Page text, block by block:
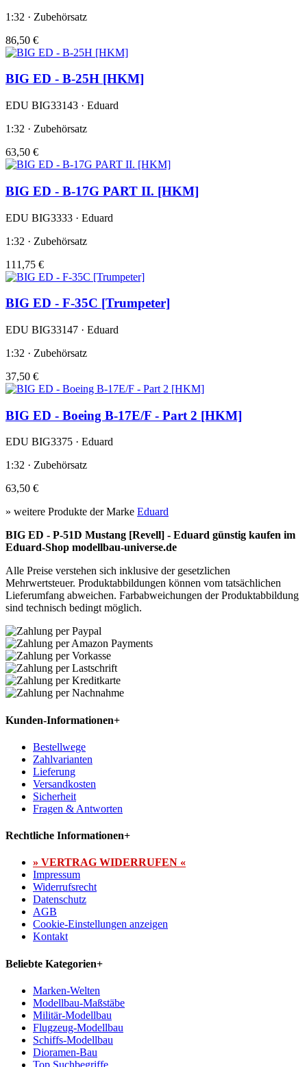
1:32 · Zubehörsatz
86,50 €
BIG ED - B-25H [HKM]
EDU BIG33143 · Eduard
1:32 · Zubehörsatz
63,50 €
BIG ED - B-17G PART II. [HKM]
EDU BIG3333 · Eduard
1:32 · Zubehörsatz
111,75 €
BIG ED - F-35C [Trumpeter]
EDU BIG33147 · Eduard
1:32 · Zubehörsatz
37,50 €
BIG ED - Boeing B-17E/F - Part 2 [HKM]
EDU BIG3375 · Eduard
1:32 · Zubehörsatz
63,50 €
» weitere Produkte der Marke Eduard
BIG ED - P-51D Mustang [Revell] - Eduard günstig kaufen im
Eduard-Shop modellbau-universe.de
Alle Preise verstehen sich inklusive der gesetzlichen
Mehrwertsteuer. Produktabbildungen können vom tatsächlichen
Lieferumfang abweichen. Farbabweichungen der Produktabbildung
sind technisch bedingt möglich.
Kunden-Informationen+
Bestellwege
Zahlvarianten
Lieferung
Versandkosten
Sicherheit
Fragen & Antworten
Rechtliche Informationen+
» VERTRAG WIDERRUFEN «
Impressum
Widerrufsrecht
Datenschutz
AGB
Cookie-Einstellungen anzeigen
Kontakt
Beliebte Kategorien+
Marken-Welten
Modellbau-Maßstäbe
Militär-Modellbau
Flugzeug-Modellbau
Schiffs-Modellbau
Dioramen-Bau
Top Suchbegriffe